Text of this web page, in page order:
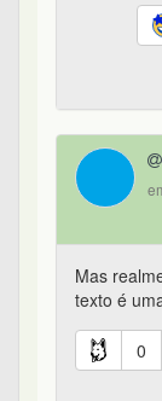
Mas
texto é
0